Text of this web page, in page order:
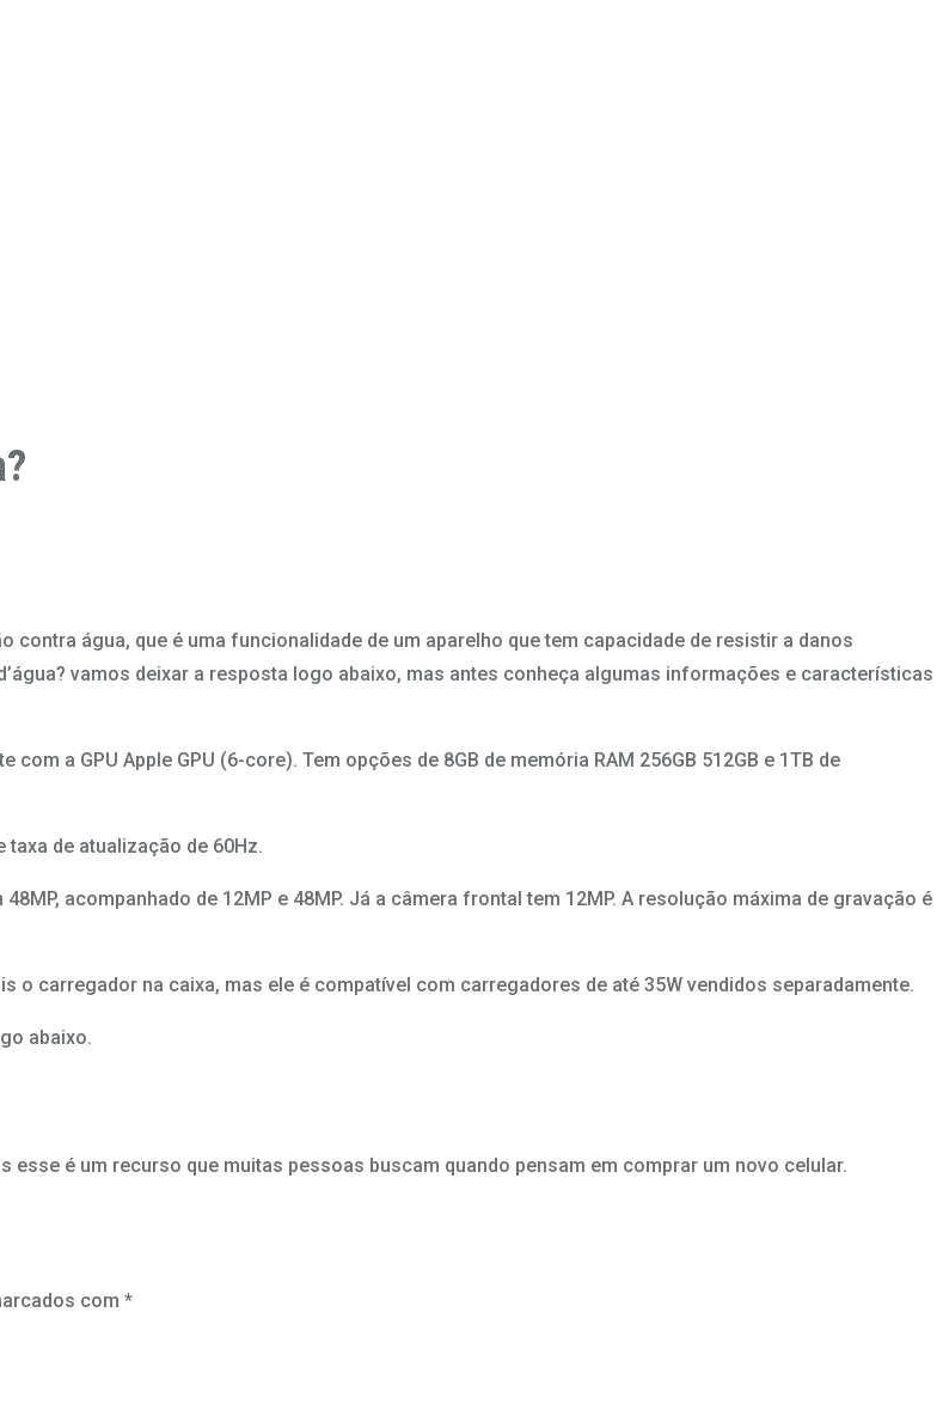
água, que é uma funcionalidade de um aparelho que tem capacidade de resistir a danos
vamos deixar a resposta logo abaixo, mas antes conheça algumas informações e características
a GPU Apple GPU (6-core). Tem opções de 8GB de memória RAM 256GB 512GB e 1TB de
taxa de atualização de 60Hz.
acompanhado de 12MP e 48MP. Já a câmera frontal tem 12MP. A resolução máxima de gravação é
o carregador na caixa, mas ele é compatível com carregadores de até 35W vendidos separadamente.
abaixo.
esse é um recurso que muitas pessoas buscam quando pensam em comprar um novo celular.
com *